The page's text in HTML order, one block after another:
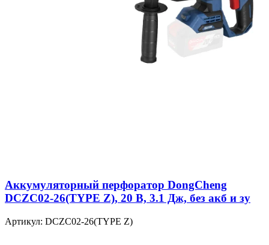
Аккумуляторный перфоратор DongCheng
DCZC02-26(TYPE Z), 20 В, 3.1 Дж, без акб и зу
Артикул: DCZC02-26(TYPE Z)